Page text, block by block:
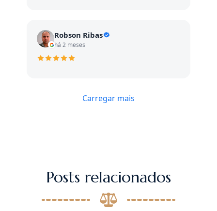
Robson Ribas
há 2 meses
Carregar mais
Posts relacionados